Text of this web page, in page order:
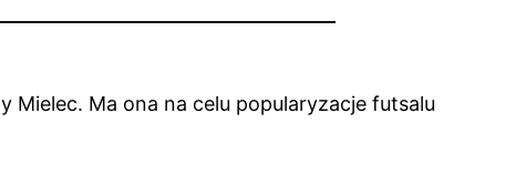
Mielec. Ma ona na celu popularyzacje futsalu